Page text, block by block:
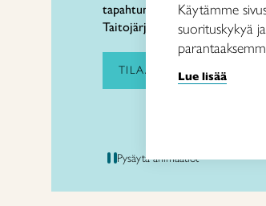
tapahtumista ja uutisista sekä
Taitojärjestön toiminnasta.
TILAA UUTISKIRJE
Pysäytä animaatiot
Käytämme
suorituskykyä
Lue lisää